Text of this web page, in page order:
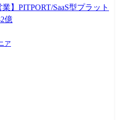
ンです。
】PITPORT/SaaS型プラット
億
ア